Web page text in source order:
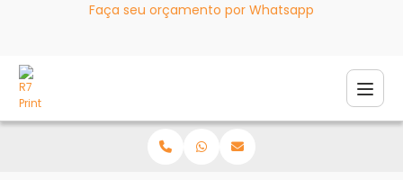
Faça seu orçamento por Whatsapp